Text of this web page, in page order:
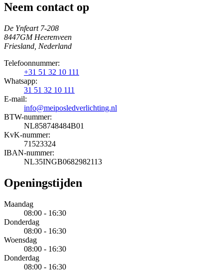
Neem contact op
De Ynfeart 7-208
8447GM Heerenveen
Friesland, Nederland
Telefoonnummer:
+31 51 32 10 111
Whatsapp:
31 51 32 10 111
E-mail:
info@meiposledverlichting.nl
BTW-nummer:
NL858748484B01
KvK-nummer:
71523324
IBAN-nummer:
NL35INGB0682982113
Openingstijden
Maandag
08:00 - 16:30
Donderdag
08:00 - 16:30
Woensdag
08:00 - 16:30
Donderdag
08:00 - 16:30